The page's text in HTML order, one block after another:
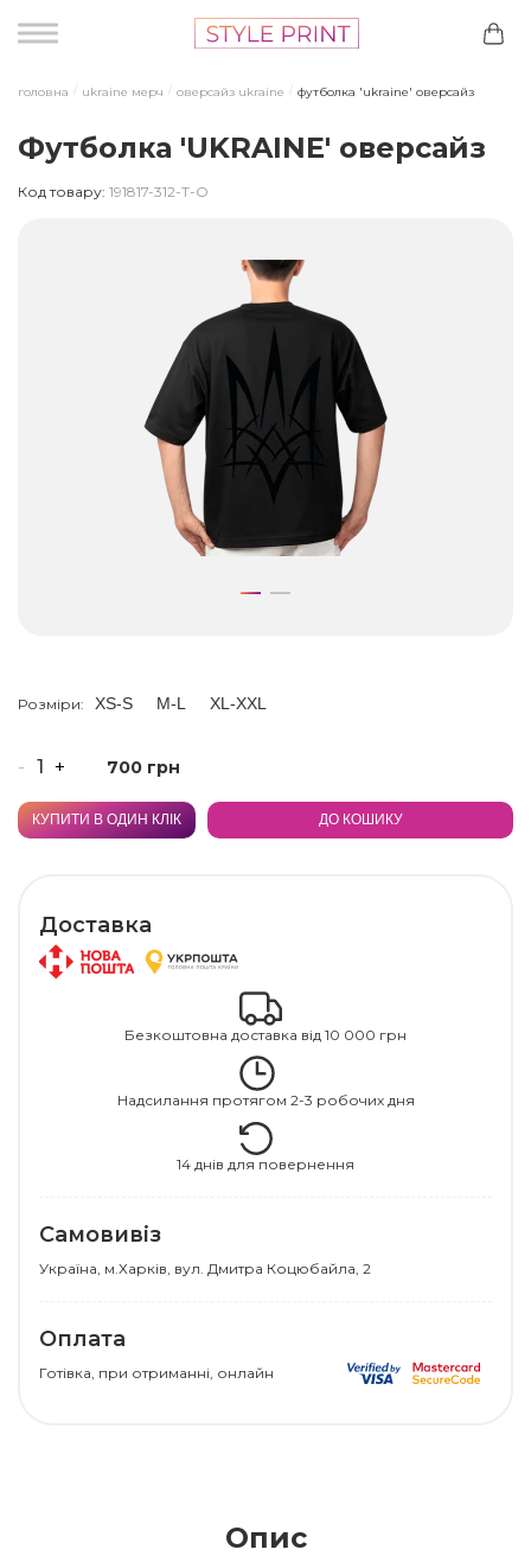
головна ukraine мерч оверсайз ukraine футболка 'ukraine' оверсайз
Футболка 'UKRAINE' оверсайз
Код товару: 191817-312-T-O
Розміри: XS-S M-L XL-XXL
- + 700 грн
КУПИТИ В ОДИН КЛІК ДО КОШИКУ
Доставка
Безкоштовна доставка від 10 000 грн
Надсилання протягом 2-3 робочих дня
14 днів для повернення
Самовивіз
Українa, м.Харків, вул. Дмитра Коцюбайла, 2
Оплата
Готівка, при отриманні, онлайн
Опис